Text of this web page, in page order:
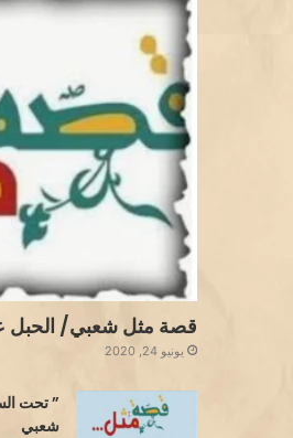
قصة مثل شعبي/ الحبل
يونيو 24, 2020
” تحت
شعبي